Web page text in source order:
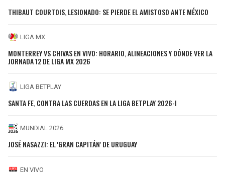
THIBAUT COURTOIS, LESIONADO: SE PIERDE EL AMISTOSO ANTE MÉXICO
LIGA MX
MONTERREY VS CHIVAS EN VIVO: HORARIO, ALINEACIONES Y DÓNDE VER LA
JORNADA 12 DE LIGA MX 2026
LIGA BETPLAY
SANTA FE, CONTRA LAS CUERDAS EN LA LIGA BETPLAY 2026-I
MUNDIAL 2026
JOSÉ NASAZZI: EL 'GRAN CAPITÁN' DE URUGUAY
EN VIVO